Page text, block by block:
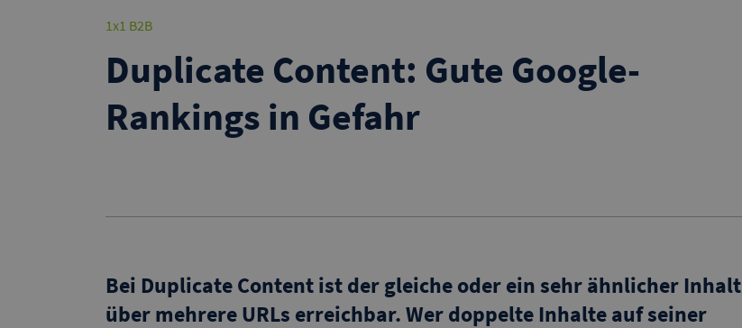
1x1 B2B
Duplicate Content: Gute Google-
Rankings in Gefahr
Bei Duplicate Content ist der gleiche oder ein sehr ähnlicher Inhalt
über mehrere URLs erreichbar. Wer doppelte Inhalte auf seiner